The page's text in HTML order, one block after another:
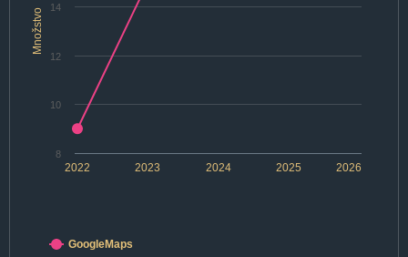
Množstvo
2022 2024 2026
2023 2025
8
10
12
14
GoogleMaps